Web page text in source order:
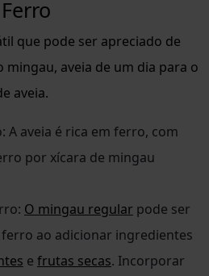
que pode ser apreciado de
aveia de um dia para o
aveia.
A aveia é rica em ferro, com
por xícara de mingau
O mingau regular pode ser
ao adicionar ingredientes
e frutas secas. Incorporar